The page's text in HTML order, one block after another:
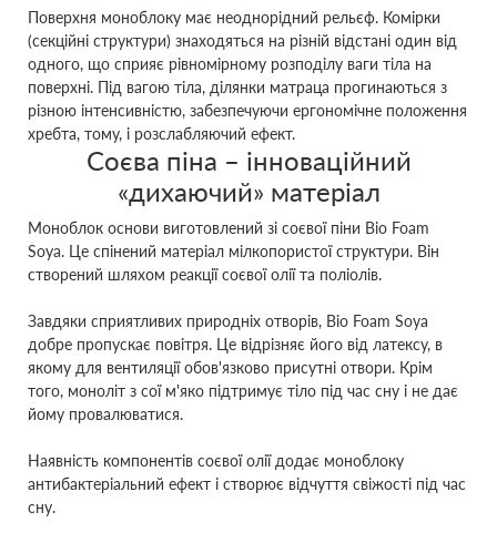
Поверхня моноблоку має неоднорідний рельєф. Комірки
(секційні структури) знаходяться на різній відстані один від
одного, що сприяє рівномірному розподілу ваги тіла на
поверхні. Під вагою тіла, ділянки матраца прогинаються з
різною інтенсивністю, забезпечуючи ергономічне положення
хребта, тому, і розслабляючий ефект.
Соєва піна – інноваційний
«дихаючий» матеріал
Моноблок основи виготовлений зі соєвої піни Bio Foam
Soya. Це спінений матеріал мілкопористої структури. Він
створений шляхом реакції соєвої олії та поліолів.
Завдяки сприятливих природніх отворів, Bio Foam Soya
добре пропускає повітря. Це відрізняє його від латексу, в
якому для вентиляції обов'язково присутні отвори. Крім
того, моноліт з сої м'яко підтримує тіло під час сну і не дає
йому провалюватися.
Наявність компонентів соєвої олії додає моноблоку
антибактеріальний ефект і створює відчуття свіжості під час
сну.